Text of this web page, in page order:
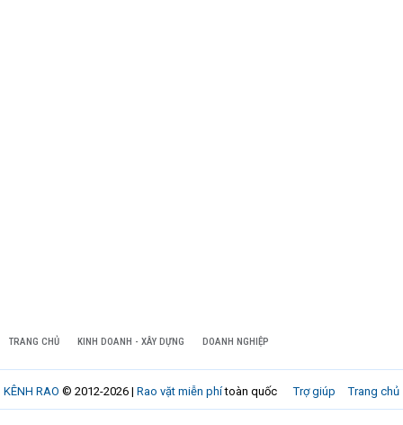
TRANG CHỦ KINH DOANH - XÂY DỰNG DOANH NGHIỆP
Trợ giúp Trang chủ
KÊNH RAO © 2012-2026 | Rao vặt miễn phítoàn quốc